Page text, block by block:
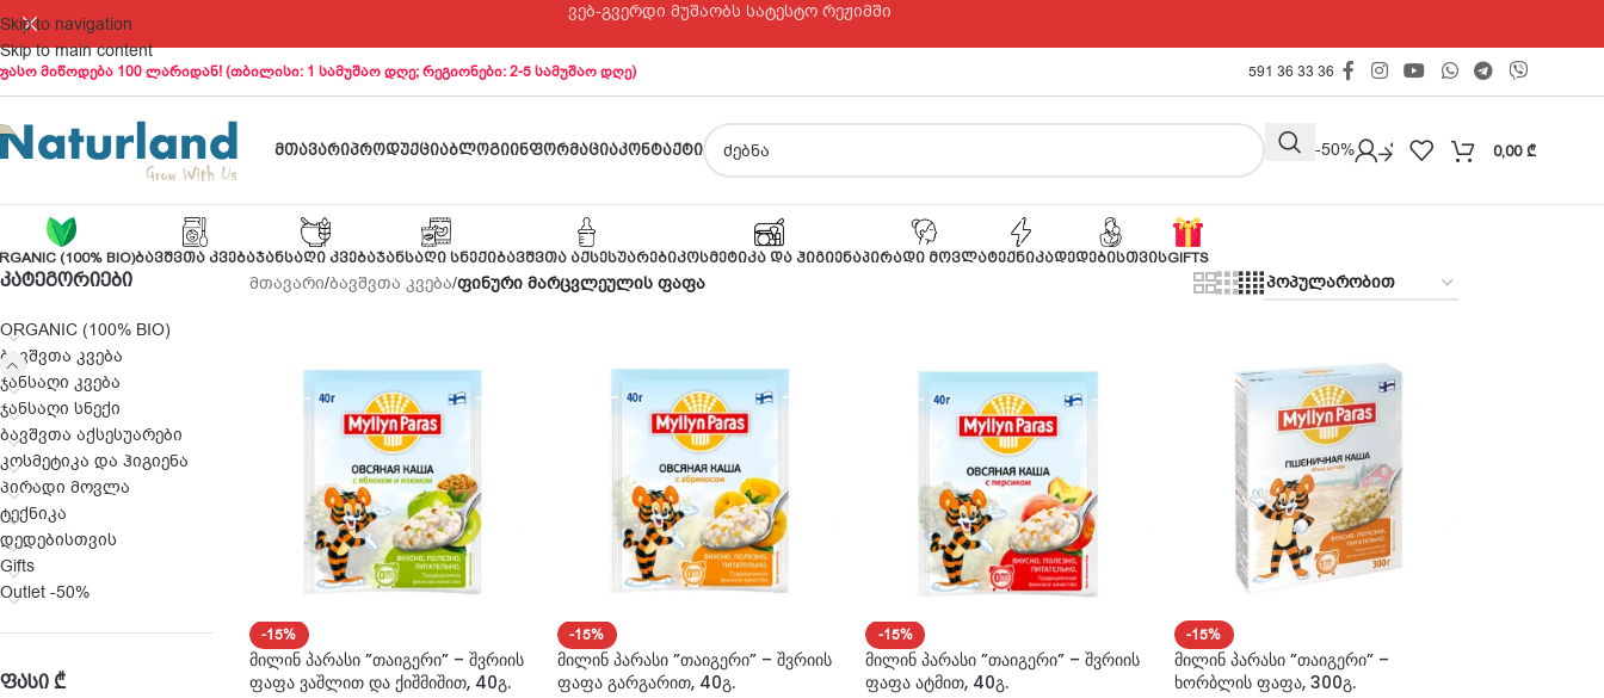
Skip to navigation
Skip to main content
ვებ-გვერდი მუშაობს სატესტო რეჟიმში
მიწოდება 100 ლარიდან! (თბილისი: 1 სამუშაო დღე; რეგიონები: 2-5 სამუშაო დღე) 591 36 33 36
ᲛᲗᲐᲕᲐᲠᲘᲞᲠᲝᲓᲣᲥᲪᲘᲐᲑᲚᲝᲒᲘᲘᲜᲤᲝᲠᲛᲐᲪᲘᲐᲙᲝᲜᲢᲐᲥᲢᲘ Outlet -50% 0,00 ₾
(100% BIO)ᲑᲐᲕᲨᲕᲗᲐ ᲙᲕᲔᲑᲐᲯᲐᲜᲡᲐᲦᲘ ᲙᲕᲔᲑᲐᲯᲐᲜᲡᲐᲦᲘ ᲡᲜᲔᲥᲘᲑᲐᲕᲨᲕᲗᲐ ᲐᲥᲡᲔᲡᲣᲐᲠᲔᲑᲘᲙᲝᲡᲛᲔᲢᲘᲙᲐ ᲓᲐ ᲰᲘᲒᲘᲔᲜᲐᲞᲘᲠᲐᲓᲘ ᲛᲝᲕᲚᲐᲢᲔᲥᲜᲘᲙᲐᲓᲔᲓᲔᲑᲘᲡᲗᲕᲘᲡGIFTS
ᲙᲐᲢᲔᲒᲝᲠᲘᲔᲑᲘ
ORGANIC (100% BIO)
ბავშვთა კვება
ჯანსაღი კვება
ჯანსაღი სნექი
ბავშვთა აქსესუარები
კოსმეტიკა და ჰიგიენა
პირადი მოვლა
ტექნიკა
დედებისთვის
Gifts
Outlet -50%
ᲤᲐᲡᲘ ₾
მთავარი/ბავშვთა კვება/ფინური მარცვლეულის ფაფა
-15%
მილინ პარასი ”თაიგერი” – შვრიის
ფაფა ვაშლით და ქიშმიშით, 40გ.
-15%
მილინ პარასი ”თაიგერი” – შვრიის
ფაფა გარგარით, 40გ.
-15%
მილინ პარასი ”თაიგერი” – შვრიის
ფაფა ატმით, 40გ.
-15%
მილინ პარასი ”თაიგერი” –
ხორბლის ფაფა, 300გ.